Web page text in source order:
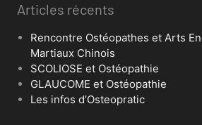
Articles récents
Rencontre Ostéopathes et Arts
Martiaux Chinois
SCOLIOSE et Ostéopathie
GLAUCOME et Ostéopathie
Les infos d’Osteopratic